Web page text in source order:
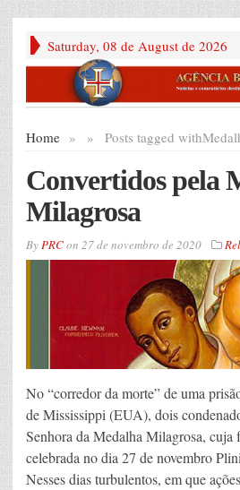
Saturday, 08 de August de 2026
Home » Posts tagged with
»
Convertidos pela
Milagrosa
ByPRCon 27 de novembro de 2020
No “corredor da morte” de uma
de Mississippi (EUA), dois
Senhora da Medalha Milagrosa, cuja
celebrada no dia 27 de novembro
Nesses dias turbulentos, em que